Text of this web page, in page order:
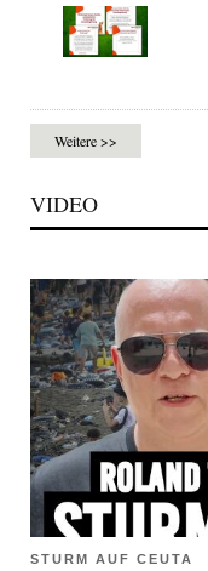
Weitere >>
VIDEO
STURM AUF CEUTA